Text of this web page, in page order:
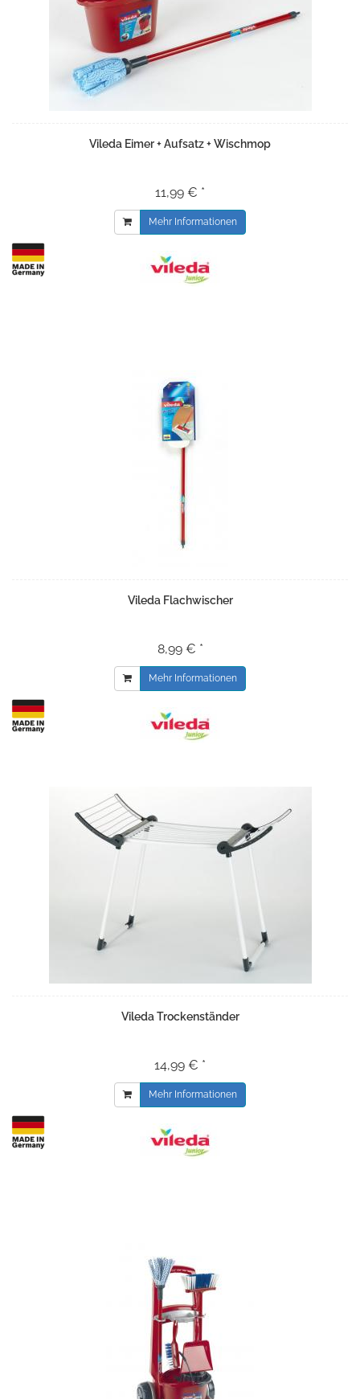
Vileda Eimer + Aufsatz + Wischmop
11,99 € *
Mehr Informationen
Vileda Flachwischer
8,99 € *
Mehr Informationen
Vileda Trockenständer
14,99 € *
Mehr Informationen